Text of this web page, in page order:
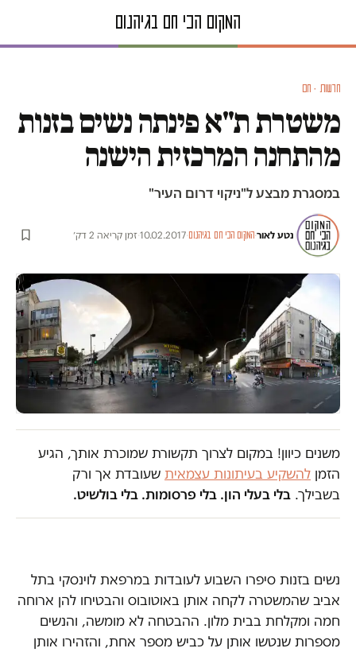
חדשות · חם
משטרת ת"א פינתה נשים בזנות
מהתחנה המרכזית הישנה
במסגרת מבצע ל"ניקוי דרום העיר"
נטע לאור·המקום הכי חם בגיהנום·
10.02.2017
·זמן קריאה 2 דק׳
משנים כיוון! במקום לצרוך תקשורת שמוכרת אותך, הגיע
הזמן להשקיע בעיתונות עצמאית שעובדת אך ורק
בשבילך. בלי בעלי הון. בלי פרסומות. בלי בולשיט.
נשים בזנות סיפרו השבוע לעובדות במרפאת לוינסקי בתל
אביב שהמשטרה לקחה אותן באוטובוס והבטיחו להן ארוחה
חמה ומקלחת בבית מלון. ההבטחה לא מומשה, והנשים
מספרות שנטשו אותן על כביש מספר אחת, והזהירו אותן